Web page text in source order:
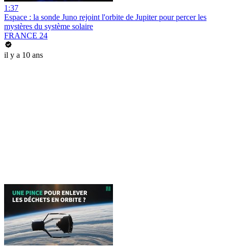
1:37
Espace : la sonde Juno rejoint l'orbite de Jupiter pour percer les
mystères du système solaire
FRANCE 24
il y a 10 ans